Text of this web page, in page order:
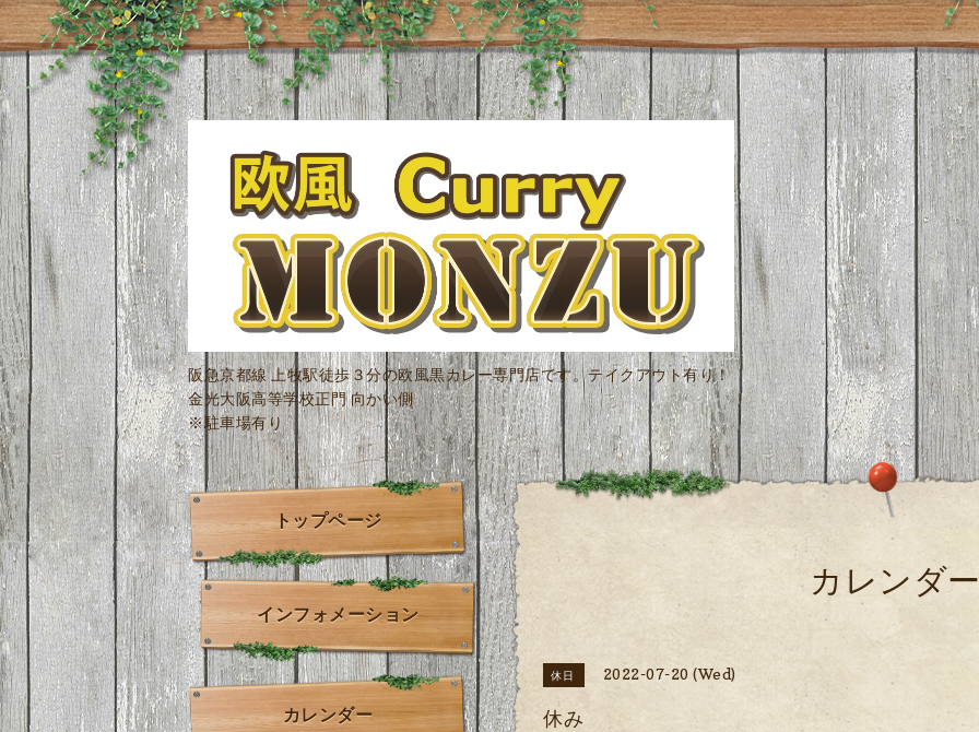
阪急京都線 上牧駅徒歩３分の欧風黒カレー専門店です。テイクアウト有り！
金光大阪高等学校正門 向かい側
※駐車場有り
カレンダ
休日 2022-07-20 (Wed)
休み
トップページ
インフォメーション
カレンダー